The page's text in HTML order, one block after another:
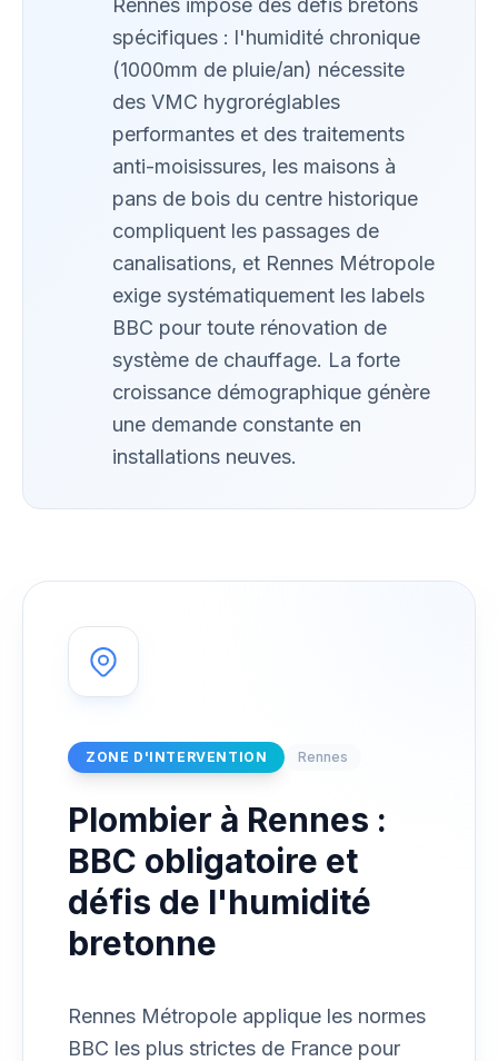
Rennes impose des défis bretons
spécifiques : l'humidité chronique
(1000mm de pluie/an) nécessite
des VMC hygroréglables
performantes et des traitements
anti-moisissures, les maisons à
pans de bois du centre historique
compliquent les passages de
canalisations, et Rennes Métropole
exige systématiquement les labels
BBC pour toute rénovation de
système de chauffage. La forte
croissance démographique génère
une demande constante en
installations neuves.
ZONE D'INTERVENTION Rennes
Plombier à Rennes :
BBC obligatoire et
défis de l'humidité
bretonne
Rennes Métropole applique les normes
BBC les plus strictes de France pour